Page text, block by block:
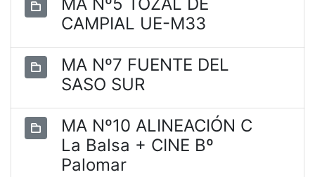
CAMPIAL UE-M33
MA Nº7 FUENTE DEL
SASO SUR
MA Nº10 ALINEACIÓN C
La Balsa + CINE Bº
Palomar